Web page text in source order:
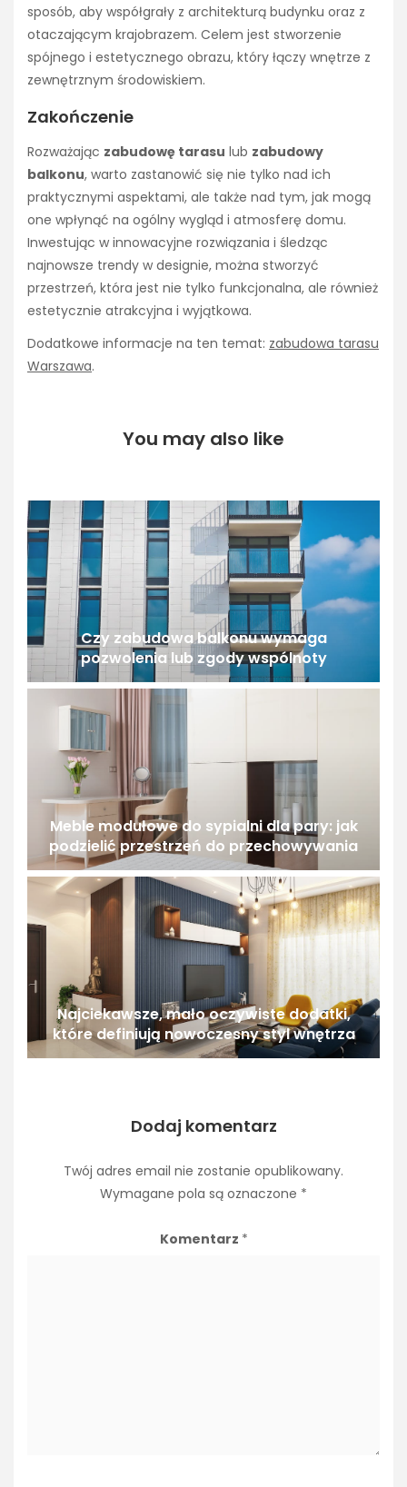
sposób, aby współgrały z architekturą budynku oraz z
otaczającym krajobrazem. Celem jest stworzenie
spójnego i estetycznego obrazu, który łączy wnętrze z
zewnętrznym środowiskiem.
Zakończenie
Rozważając zabudowę tarasu lub zabudowy
balkonu, warto zastanowić się nie tylko nad ich
praktycznymi aspektami, ale także nad tym, jak mogą
one wpłynąć na ogólny wygląd i atmosferę domu.
Inwestując w innowacyjne rozwiązania i śledząc
najnowsze trendy w designie, można stworzyć
przestrzeń, która jest nie tylko funkcjonalna, ale również
estetycznie atrakcyjna i wyjątkowa.
Dodatkowe informacje na ten temat: zabudowa tarasu
Warszawa.
You may also like
Czy zabudowa balkonu wymaga
pozwolenia lub zgody wspólnoty
Meble modułowe do sypialni dla pary: jak
podzielić przestrzeń do przechowywania
Najciekawsze, mało oczywiste dodatki,
które definiują nowoczesny styl wnętrza
Dodaj komentarz
Twój adres email nie zostanie opublikowany.
Wymagane pola są oznaczone *
Komentarz *